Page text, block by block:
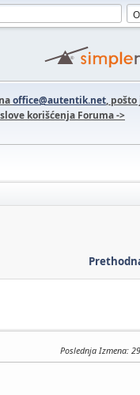
office@autentik.net,
korišćenja Foruma ->
Poslednja Izmena: